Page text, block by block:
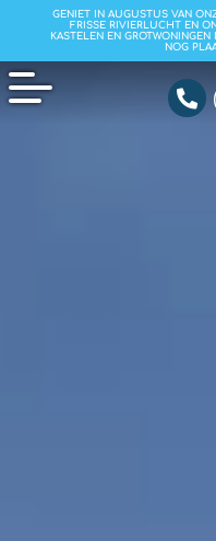
GENIET IN AUGUSTUS VAN
FRISSE RIVIERLUCHT EN
KASTELEN EN
NOG